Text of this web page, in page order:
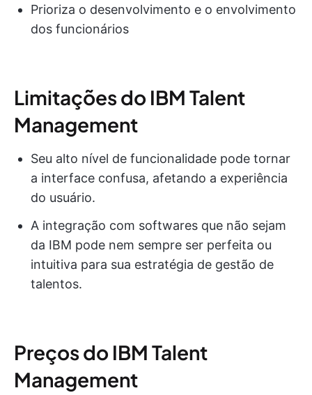
Prioriza o desenvolvimento e o envolvimento
dos funcionários
Limitações do IBM Talent
Management
Seu alto nível de funcionalidade pode tornar
a interface confusa, afetando a experiência
do usuário.
A integração com softwares que não sejam
da IBM pode nem sempre ser perfeita ou
intuitiva para sua estratégia de gestão de
talentos.
Preços do IBM Talent
Management